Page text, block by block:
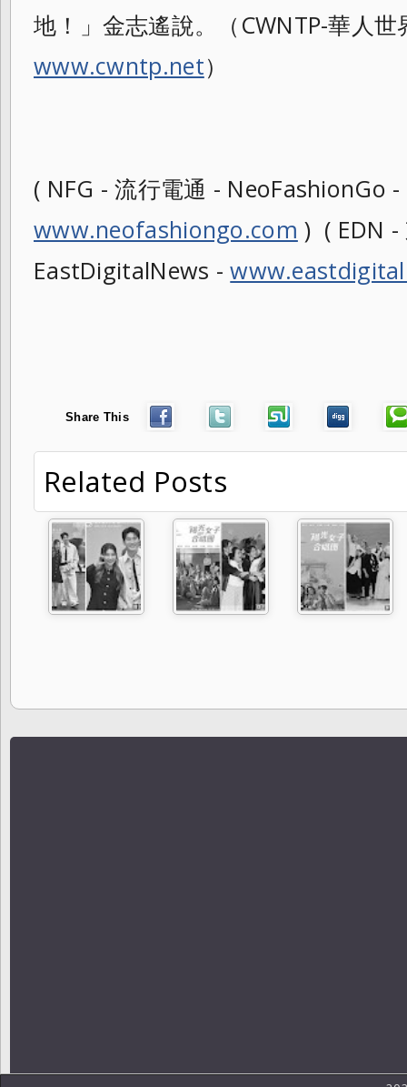
地！」金志遙說。（CWNTP-華人世
www.cwntp.net）
( NFG - 流行電通 - NeoFashionGo -
www.neofashiongo.com ) ( EDN -
EastDigitalNews -
Share This
Related Posts